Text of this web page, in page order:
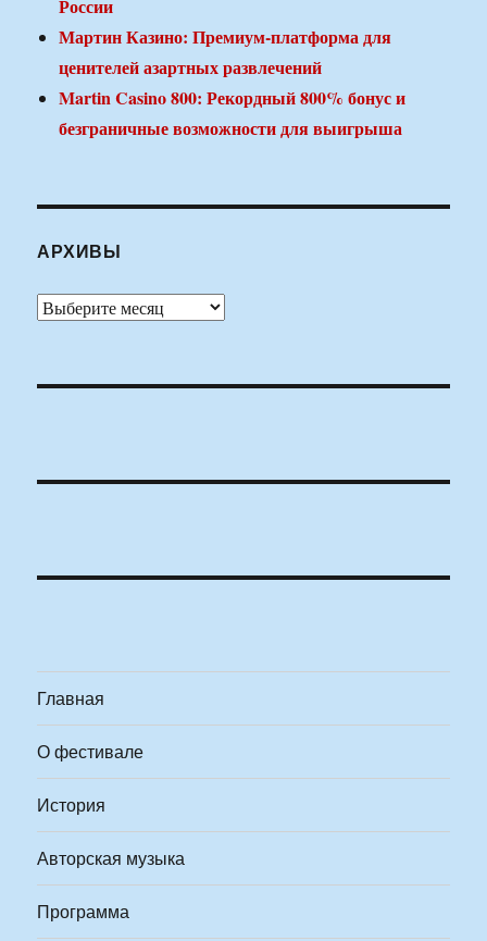
России
Мартин Казино: Премиум-платформа для
ценителей азартных развлечений
Martin Casino 800: Рекордный 800% бонус и
безграничные возможности для выигрыша
АРХИВЫ
Архивы
Главная
О фестивале
История
Авторская музыка
Программа